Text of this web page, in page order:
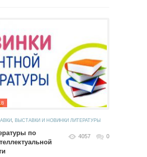
, ВЫСТАВКИ И НОВИНКИ ЛИТЕРАТУРЫ
4057 0
по